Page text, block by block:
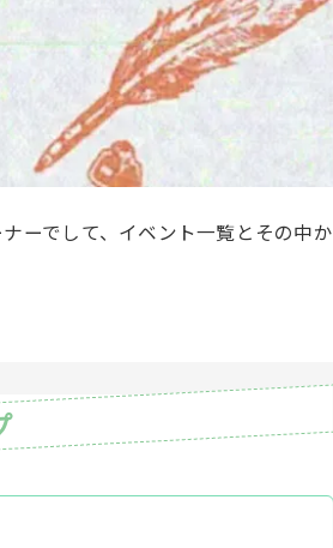
ーでして、イベント一覧とその中か